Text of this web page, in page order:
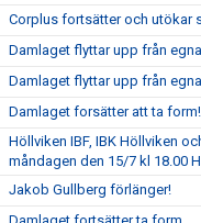
Corplus fortsätter och utökar
Damlaget flyttar upp från
Damlaget flyttar upp från
Damlaget forsätter att ta form!
Höllviken IBF, IBK Höllviken
måndagen den 15/7 kl 18.00
Jakob Gullberg förlänger!